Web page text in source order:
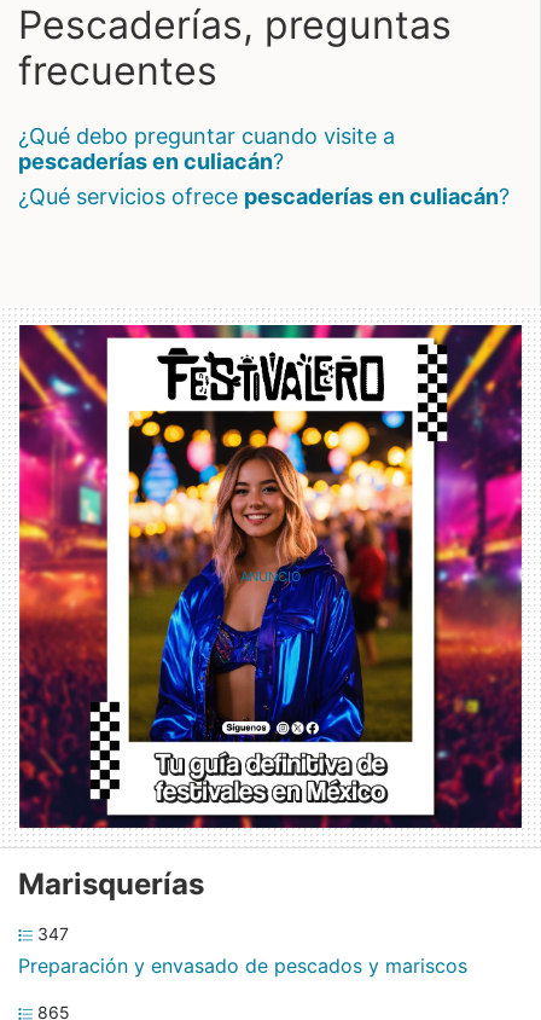
Pescaderías, preguntas
frecuentes
¿qué debo preguntar cuando visite a
pescaderías en culiacán?
¿qué servicios ofrece pescaderías en culiacán?
Marisquerías
347
Preparación y envasado de pescados y mariscos
865